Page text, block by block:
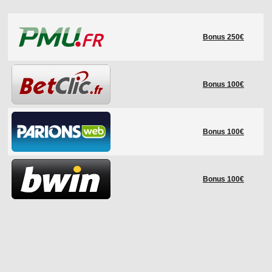
LES STADES
HISTORIQUE
COUPE DES CONFÉDÉRATIONS
Bonus 250€
Bonus 100€
Bonus 100€
Bonus 100€